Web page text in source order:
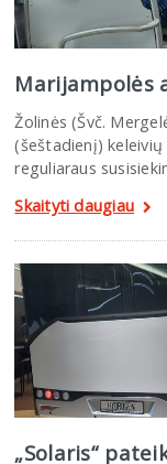
Marijampolės
Žolinės (Švč.
(šeštadienį)
reguliaraus
Skaityti daugiau
„Solaris“